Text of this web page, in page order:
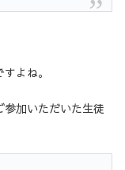
よね。
加いただいた生徒